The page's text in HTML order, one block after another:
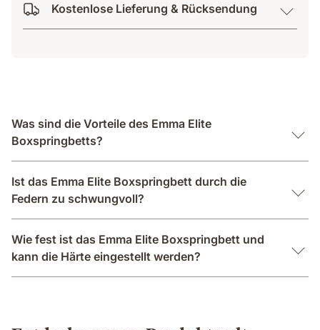
Kostenlose Lieferung & Rücksendung
Was sind die Vorteile des Emma Elite
Boxspringbetts?
Ist das Emma Elite Boxspringbett durch die
Federn zu schwungvoll?
Wie fest ist das Emma Elite Boxspringbett und
kann die Härte eingestellt werden?